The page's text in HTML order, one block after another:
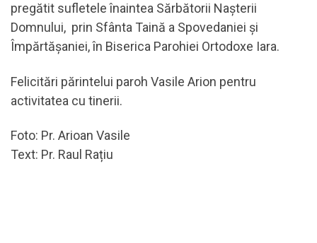
pregătit sufletele înaintea Sărbătorii Nașterii
Domnului, prin Sfânta Taină a Spovedaniei și
Împărtășaniei, în Biserica Parohiei Ortodoxe Iara.
Felicitări părintelui paroh Vasile Arion pentru
activitatea cu tinerii.
Foto: Pr. Arioan Vasile
Text: Pr. Raul Rațiu